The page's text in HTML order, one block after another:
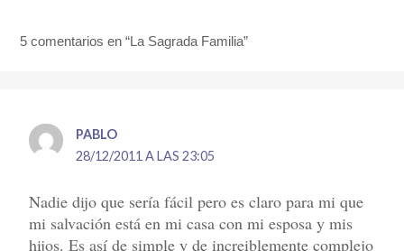
5 comentarios en “La Sagrada Familia”
PABLO
28/12/2011 A LAS 23:05
Nadie dijo que sería fácil pero es claro para mi que
mi salvación está en mi casa con mi esposa y mis
hijos. Es así de simple y de increiblemente complejo